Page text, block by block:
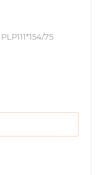
PLP111*154/75